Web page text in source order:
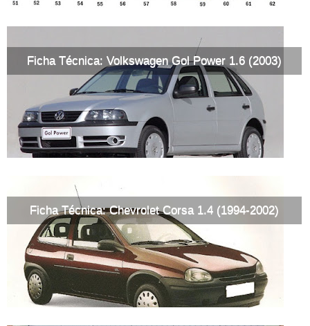
Ficha Técnica: Volkswagen Gol Power 1.6 (2003)
Ficha Técnica: Chevrolet Corsa 1.4 (1994-2002)